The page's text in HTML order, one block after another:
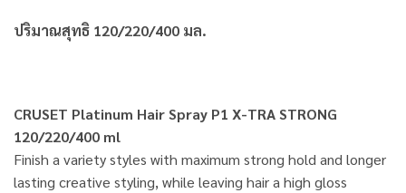
ปริมาณสุทธิ 120/220/400 มล.
CRUSET Platinum Hair Spray P1 X-TRA STRONG
120/220/400 ml
Finish a variety styles with maximum strong hold and longer
lasting creative styling, while leaving hair a high gloss